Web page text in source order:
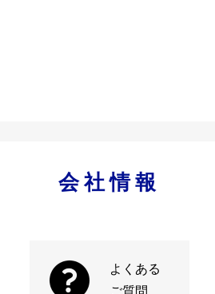
会社情報
よくある
ご質問